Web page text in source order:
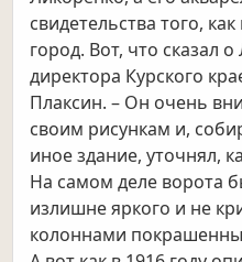
свидетельства того,
город. Вот, что сказал
директора Курского
Плаксин. – Он очень
своим рисункам и,
иное здание, уточнял,
На самом деле ворота
излишне яркого и не
колоннами